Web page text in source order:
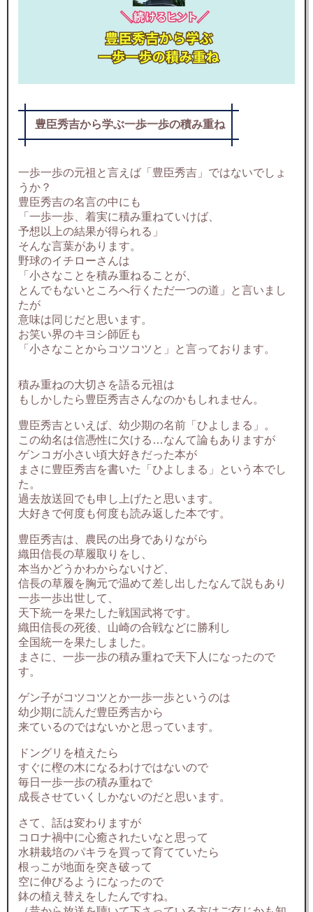
豊臣秀吉から学ぶ一歩一歩の積み重ね
一歩一歩の元祖と言えば「豊臣秀吉」ではないでしょ
うか？
豊臣秀吉の名言の中にも
「一歩一歩、着実に積み重ねていけば、
予想以上の結果が得られる」
そんな言葉があります。
野球のイチローさんは
「小さなことを積み重ねることが、
とんでもないところへ行くただ一つの道」と言いまし
たが
意味は同じだと思います。
お笑い界のキヨシ師匠も
「小さなことからコツコツと」と言っております。
積み重ねの大切さを語る元祖は
もしかしたら豊臣秀吉さんなのかもしれません。
豊臣秀吉といえば、幼少期の名前「ひよしまる」。
この幼名は信憑性に欠ける…なんて論もありますが
ゲンコガ小さい頃大好きだった本が
まさに豊臣秀吉を書いた「ひよしまる」という本でし
た。
過去放送回でも申し上げたと思います。
大好きで何度も何度も読み返した本です。
豊臣秀吉は、農民の出身でありながら
織田信長の草履取りをし、
本当かどうかわからないけど、
信長の草履を胸元で温めて差し出したなんて説もあり
一歩一歩出世して、
天下統一を果たした戦国武将です。
織田信長の死後、山崎の合戦などに勝利し
全国統一を果たしました。
まさに、一歩一歩の積み重ねで天下人になったので
す。
ゲン子がコツコツとか一歩一歩というのは
幼少期に読んだ豊臣秀吉から
来ているのではないかと思っています。
ドングリを植えたら
すぐに樫の木になるわけではないので
毎日一歩一歩の積み重ねで
成長させていくしかないのだと思います。
さて、話は変わりますが
コロナ禍中に心癒されたいなと思って
水耕栽培のパキラを買って育てていたら
根っこが地面を突き破って
空に伸びるようになったので
鉢の植え替えをしたんですね。